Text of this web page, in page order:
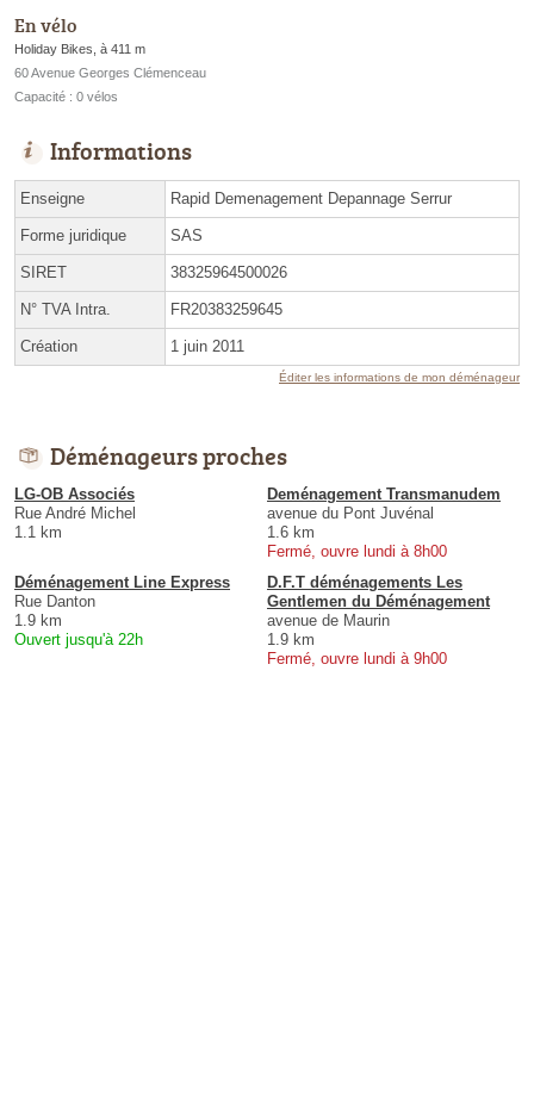
En vélo
Holiday Bikes, à 411 m
60 Avenue Georges Clémenceau
Capacité : 0 vélos
Informations
Enseigne Rapid Demenagement Depannage Serrur
Forme juridique SAS
SIRET 38325964500026
N° TVA Intra. FR20383259645
Création 1 juin 2011
Éditer les informations de mon déménageur
Déménageurs proches
LG-OB Associés
Rue André Michel
1.1 km
Deménagement Transmanudem
avenue du Pont Juvénal
1.6 km
Fermé, ouvre lundi à 8h00
Déménagement Line Express
Rue Danton
1.9 km
Ouvert jusqu'à 22h
D.F.T déménagements Les
Gentlemen du Déménagement
avenue de Maurin
1.9 km
Fermé, ouvre lundi à 9h00